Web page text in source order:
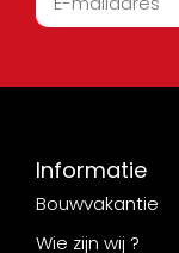
Informatie
Bouwvakantie
Wie zijn wij ?